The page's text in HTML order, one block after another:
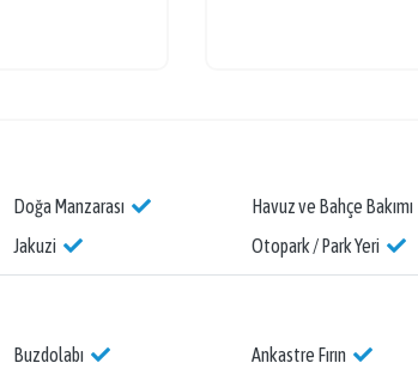
Doğa Manzarası
Havuz ve Bahçe Bakımı
Jakuzi Otopark / Park Yeri
Buzdolabı
Ankastre Fırın